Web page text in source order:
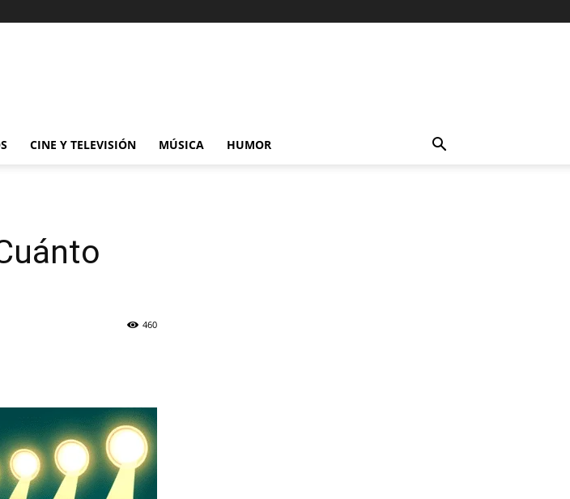
CINE Y TELEVISIÓN MÚSICA HUMOR
460